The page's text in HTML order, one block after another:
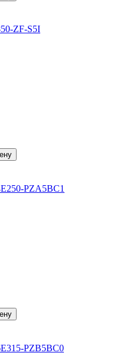
ZF-S5I
PZA5BC1
PZB5BC0